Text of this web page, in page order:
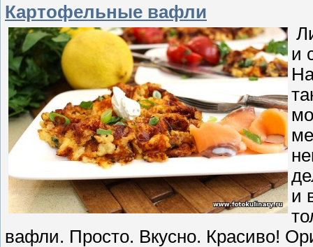
Картофельные вафли
и
и
вафли. Просто. Вкусно. Красиво!